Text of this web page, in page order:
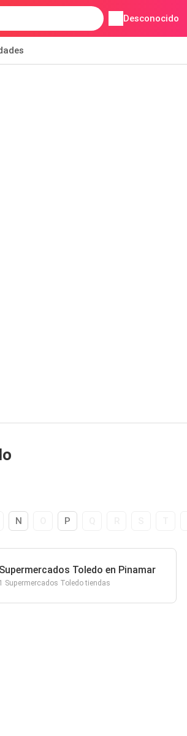
Desconocido
N P
Supermercados Toledo en Pinamar
1 Supermercados Toledo tiendas